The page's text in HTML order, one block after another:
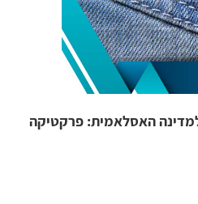
האסלאמית: פרקטיקה